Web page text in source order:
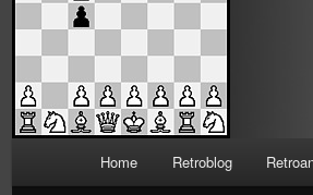
Zum
Zum
Home Retroblog